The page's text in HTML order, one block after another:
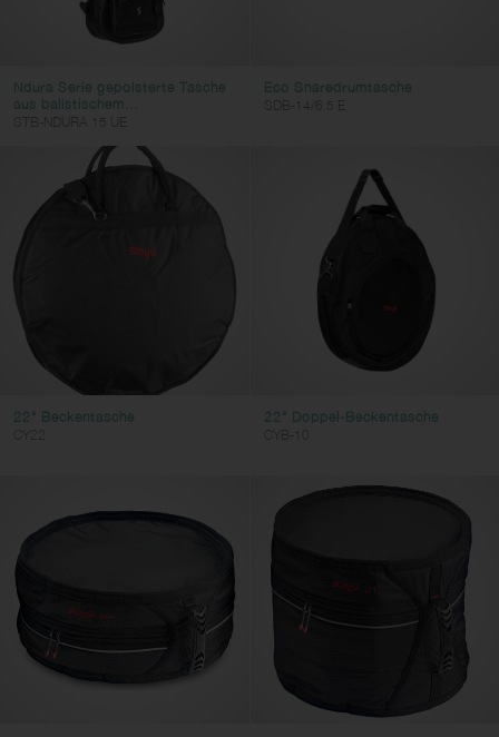
Ndura Serie gepolsterte Tasche
aus balistischem...
Eco Snaredrumtasche
22" Beckentasche
22" Doppel-Beckentasche